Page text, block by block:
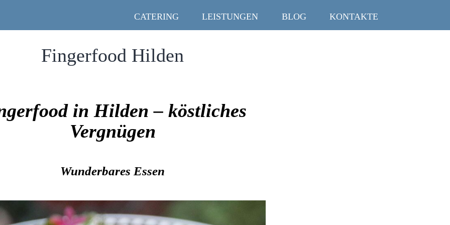
CATERING LEISTUNGEN BLOG KONTAKTE
Fingerfood Hilden
in Hilden – köstliches
Vergnügen
Wunderbares Essen